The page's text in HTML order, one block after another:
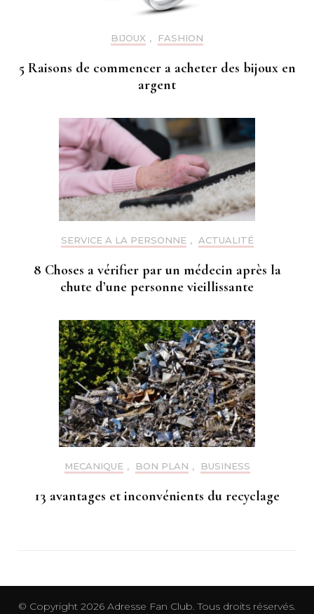
BIJOUX , FASHION
5 Raisons de commencer a acheter des bijoux en
argent
SERVICE A LA PERSONNE , ACTUALITÉ
8 Choses a vérifier par un médecin après la
chute d’une personne vieillissante
MECANIQUE , BON PLAN , BUSINESS
13 avantages et inconvénients du recyclage
© Copyright 2026 Adresse Fan Club . Tous droits réservés.